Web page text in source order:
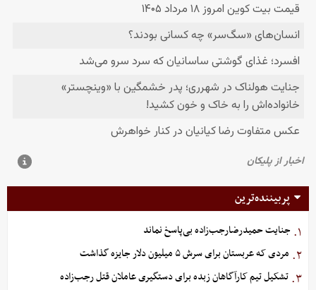
پربیننده‌ترین
۱. جنایت حمیدرضارجب‌زاده بی‌پاسخ نماند
۲. مردی که عربستان برای سرش ۵ میلیون دلار جایزه گذاشت
۳. تشکیل تیم کارآگاهان زبده برای دستگیری عاملان قتل رجب‌زاده